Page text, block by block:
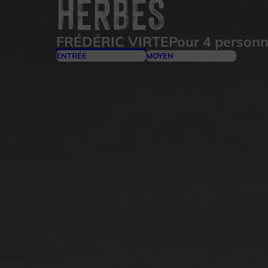
FRÉDÉRIC VIRTEPour 4
ENTRÉE MOYEN